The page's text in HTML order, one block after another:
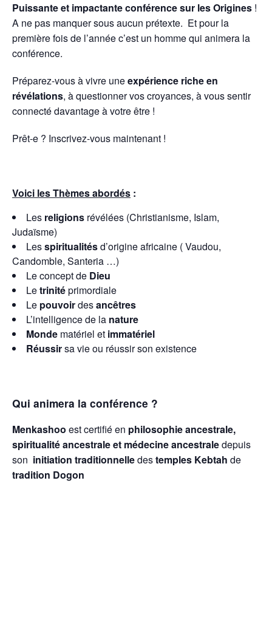
Puissante et impactante conférence sur les Origines !
A ne pas manquer sous aucun prétexte. Et pour la
première fois de l’année c’est un homme qui animera la
conférence.
Préparez-vous à vivre uneexpérience riche en
révélations, à questionner vos croyances, à vous sentir
connecté davantage à votre être !
Prêt-e ? Inscrivez-vous maintenant !
Voici les Thèmes abordés :
Les religions révélées (Christianisme, Islam,
Judaïsme)
Lesspiritualitésd’origine africaine ( Vaudou,
Candomble, Santeria …)
Le concept de Dieu
Letrinitéprimordiale
Le pouvoirdesancêtres
L’intelligence de la nature
Monde matériel et immatériel
Réussirsa vie ou réussir son existence
Qui animera la conférence ?
Menkashoo est certifié en philosophie ancestrale,
spiritualité ancestrale et médecine ancestraledepuis
son initiation traditionnelledestemples Kebtah de
tradition Dogon